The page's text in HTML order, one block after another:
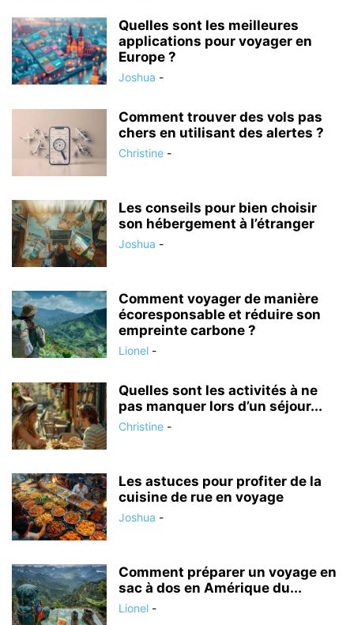
Quelles sont les meilleures
applications pour voyager en
Europe ?
Joshua -
Comment trouver des vols pas
chers en utilisant des alertes ?
Christine -
Les conseils pour bien choisir
son hébergement à l’étranger
Joshua -
Comment voyager de manière
écoresponsable et réduire son
empreinte carbone ?
Lionel -
Quelles sont les activités à ne
pas manquer lors d’un séjour...
Christine -
Les astuces pour profiter de la
cuisine de rue en voyage
Joshua -
Comment préparer un voyage en
sac à dos en Amérique du...
Lionel -